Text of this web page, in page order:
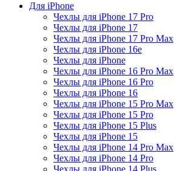
Для iPhone
Чехлы для iPhone 17 Pro
Чехлы для iPhone 17
Чехлы для iPhone 17 Pro Max
Чехлы для iPhone 16e
Чехлы для iPhone
Чехлы для iPhone 16 Pro Max
Чехлы для iPhone 16 Pro
Чехлы для iPhone 16
Чехлы для iPhone 15 Pro Max
Чехлы для iPhone 15 Pro
Чехлы для iPhone 15 Plus
Чехлы для iPhone 15
Чехлы для iPhone 14 Pro Max
Чехлы для iPhone 14 Pro
Чехлы для iPhone 14 Plus